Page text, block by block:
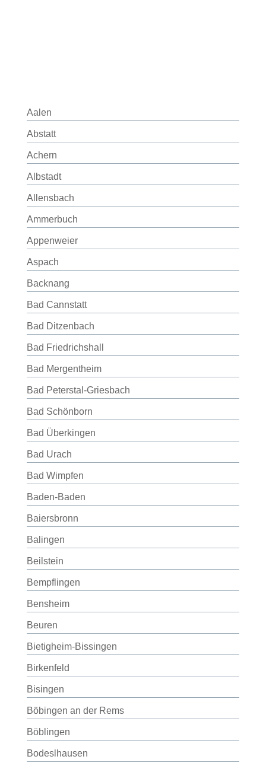
Aalen
Abstatt
Achern
Albstadt
Allensbach
Ammerbuch
Appenweier
Aspach
Backnang
Bad Cannstatt
Bad Ditzenbach
Bad Friedrichshall
Bad Mergentheim
Bad Peterstal-Griesbach
Bad Schönborn
Bad Überkingen
Bad Urach
Bad Wimpfen
Baden-Baden
Baiersbronn
Balingen
Beilstein
Bempflingen
Bensheim
Beuren
Bietigheim-Bissingen
Birkenfeld
Bisingen
Böbingen an der Rems
Böblingen
Bodeslhausen